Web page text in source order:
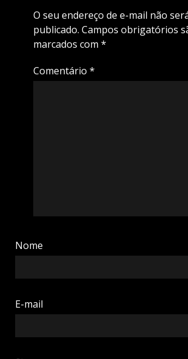
O seu endereço de e-mail não
publicado. Campos obrigatórios
marcados com *
Comentário *
Nome
E-mail